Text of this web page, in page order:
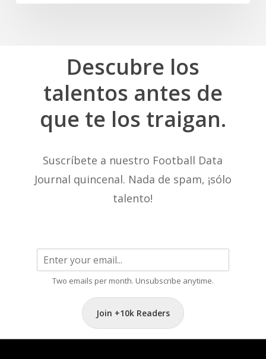
Descubre los
talentos antes de
que te los traigan.
Suscríbete a nuestro Football Data
Journal quincenal. Nada de spam, ¡sólo
talento!
Two emails per month. Unsubscribe anytime.
Join +10k Readers